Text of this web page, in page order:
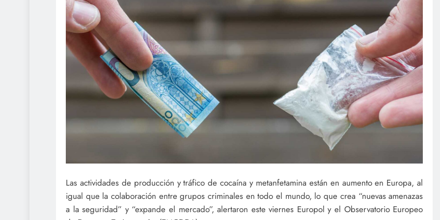
Las actividades de producción y tráfico de cocaína y metanfetamina están en aumento en Europa, al
igual que la colaboración entre grupos criminales en todo el mundo, lo que crea “nuevas amenazas
a la seguridad” y “expande el mercado”, alertaron este viernes Europol y el Observatorio Europeo